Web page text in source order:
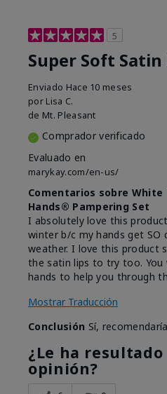
5
Super Soft
Enviado Hace 10 meses
por Lisa C.
de Mt. Pleasant
Comprador verificado
Evaluado en
marykay.com/en-us/
Comentarios sobre White
Hands® Pampering Set
I absolutely love this
winter b/c my hands get SO
weather. I love this product
the satin lips to try too. You
hands to help you through
Mostrar Traducción
Conclusión Sí,
¿Le ha
opinión?